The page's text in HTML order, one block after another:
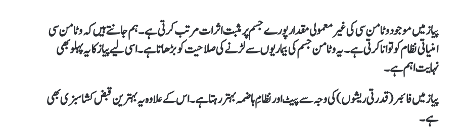
پیاز میں موجود وٹامن سی کی غیرمعمولی مقدار پورے جسم پر مثبت اثرات مرتب کرتی ہے۔ ہم جانتے ہیں کہ وٹامن سی
امنیاتی نظام کو توانا کرتی ہے۔ یہ وٹامن جسم کی بیماریوں سے لڑنے کی صلاحیت کو بڑھاتا ہے۔ اسی لیے پیاز کا یہ پہلو بھی
نہایت اہم ہے۔
پیاز میں فائبر(قدرتی ریشوں) کی وجہ سے پیٹ اور نظامِ ہاضمہ بہتر رہتا ہے۔ اس کے علاوہ یہ بہترین قبض کشا سبزی بھی
ہے۔